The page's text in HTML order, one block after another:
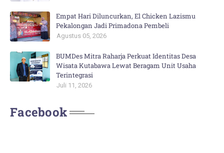
Empat Hari Diluncurkan, El Chicken Lazismu
Pekalongan Jadi Primadona Pembeli
Agustus 05, 2026
BUMDes Mitra Raharja Perkuat Identitas Desa
Wisata Kutabawa Lewat Beragam Unit Usaha
Terintegrasi
Juli 11, 2026
Facebook